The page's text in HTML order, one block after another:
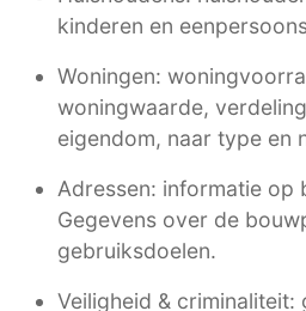
kinderen en
Woningen:
woningwaarde,
eigendom, naar type en
Adressen: informatie op
Gegevens over de
gebruiksdoelen.
Veiligheid &